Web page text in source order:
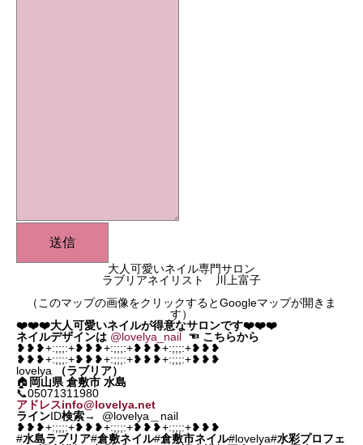
送信
大人可愛いネイル専門サロン
ラブリアネイリスト 川上富子
（このマップの画像をクリックするとGoogleマップが開きま
す）
❤️❤️❤️大人可愛いネイルが得意なサロンです❤️❤️❤️
ネイルデザインは @lovelya_nail ☜ こちらから
❥❥❥+:;;;:+❥❥❥+:;;;:+❥❥❥+:;;;:+❥❥❥
❥❥❥+:;;;:+❥❥❥+:;;;:+❥❥❥+:;;;:+❥❥❥
lovelya
（ラブリア）
🏠 岡山県 倉敷市 水島
📞05071311980
アドレスinfo@lovelya.net
ラインID検索→ @lovelya＿nail
❥❥❥+:;;;:+❥❥❥+:;;;:+❥❥❥+:;;;:+❥❥❥
#水島ラブリア#倉敷ネイル#倉敷市ネイル#lovelya#水彩プロフェ